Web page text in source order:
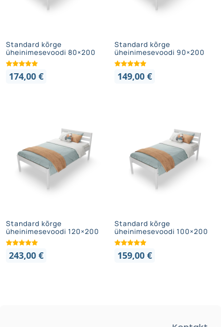
Standard kõrge
üheinimesevoodi 80×200
174,00 €
Standard kõrge
üheinimesevoodi 90×200
149,00€
Standard kõrge
üheinimesevoodi 120×200
243,00 €
Standard kõrge
üheinimesevoodi 100×200
159,00€